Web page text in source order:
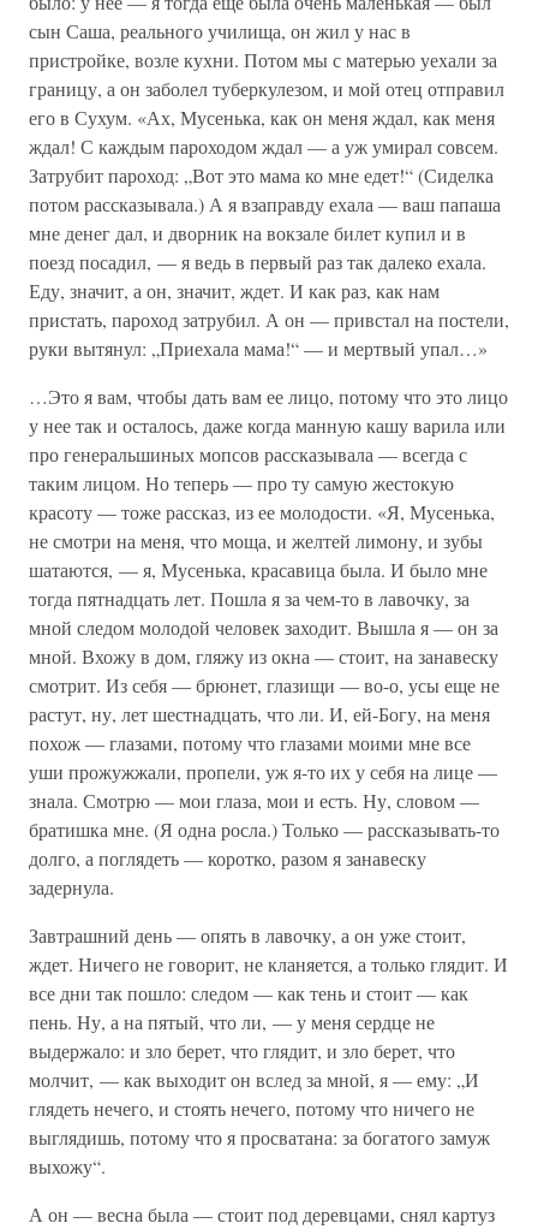
сын Саша, реального училища, он жил у нас в
пристройке, возле кухни. Потом мы с матерью уехали за
границу, а он заболел туберкулезом, и мой отец отправил
его в Сухум. «Ах, Мусенька, как он меня ждал, как меня
ждал! С каждым пароходом ждал — а уж умирал совсем.
Затрубит пароход: „Вот это мама ко мне едет!“ (Сиделка
потом рассказывала.) А я взаправду ехала — ваш папаша
мне денег дал, и дворник на вокзале билет купил и в
поезд посадил, — я ведь в первый раз так далеко ехала.
Еду, значит, а он, значит, ждет. И как раз, как нам
пристать, пароход затрубил. А он — привстал на постели,
руки вытянул: „Приехала мама!“ — и мертвый упал…»
…Это я вам, чтобы дать вам ее лицо, потому что это лицо
у нее так и осталось, даже когда манную кашу варила или
про генеральшиных мопсов рассказывала — всегда с
таким лицом. Но теперь — про ту самую жестокую
красоту — тоже рассказ, из ее молодости. «Я, Мусенька,
не смотри на меня, что моща, и желтей лимону, и зубы
шатаются, — я, Мусенька, красавица была. И было мне
тогда пятнадцать лет. Пошла я за чем-то в лавочку, за
мной следом молодой человек заходит. Вышла я — он за
мной. Вхожу в дом, гляжу из окна — стоит, на занавеску
смотрит. Из себя — брюнет, глазищи — во-о, усы еще не
растут, ну, лет шестнадцать, что ли. И, ей-Богу, на меня
похож — глазами, потому что глазами моими мне все
уши прожужжали, пропели, уж я-то их у себя на лице —
знала. Смотрю — мои глаза, мои и есть. Ну, словом —
братишка мне. (Я одна росла.) Только — рассказывать-то
долго, а поглядеть — коротко, разом я занавеску
задернула.
Завтрашний день — опять в лавочку, а он уже стоит,
ждет. Ничего не говорит, не кланяется, а только глядит. И
все дни так пошло: следом — как тень и стоит — как
пень. Ну, а на пятый, что ли, — у меня сердце не
выдержало: и зло берет, что глядит, и зло берет, что
молчит, — как выходит он вслед за мной, я — ему: „И
глядеть нечего, и стоять нечего, потому что ничего не
выглядишь, потому что я просватана: за богатого замуж
выхожу“.
А он — весна была — стоит под деревцами, снял картуз